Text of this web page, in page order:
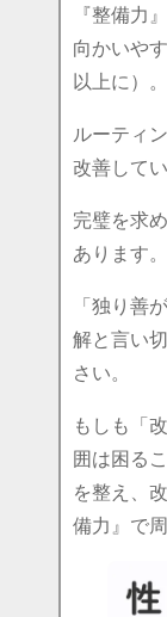
『整備力
向かいや
以上に）。
ルーティ
改善して
完璧を求
あります
「独り善
解と言い
さい。
もしも「
囲は困る
を整え、
備力』で